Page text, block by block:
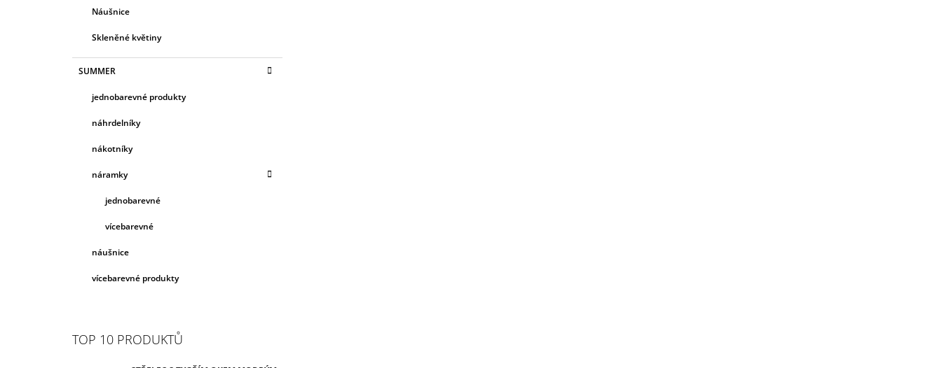
Náušnice
Skleněné květiny
SUMMER
jednobarevné produkty
náhrdelníky
nákotníky
náramky
jednobarevné
vícebarevné
náušnice
vícebarevné produkty
TOP 10 PRODUKTŮ